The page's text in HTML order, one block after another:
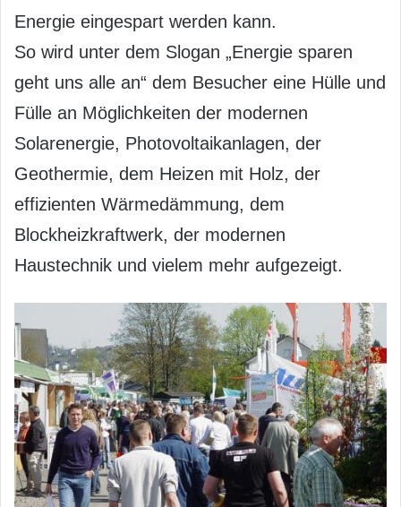
Energie eingespart werden kann.
So wird unter dem Slogan „Energie sparen
geht uns alle an“ dem Besucher eine Hülle und
Fülle an Möglichkeiten der modernen
Solarenergie, Photovoltaikanlagen, der
Geothermie, dem Heizen mit Holz, der
effizienten Wärmedämmung, dem
Blockheizkraftwerk, der modernen
Haustechnik und vielem mehr aufgezeigt.